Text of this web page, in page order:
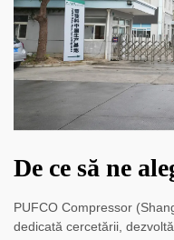
De ce să ne
PUFCO Compressor
dedicată cercetării,